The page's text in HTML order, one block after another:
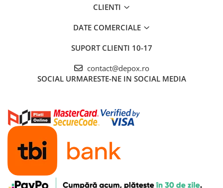
CLIENTI
DATE COMERCIALE
SUPORT CLIENTI 10-17
contact@depox.ro
SOCIAL URMARESTE-NE IN SOCIAL MEDIA